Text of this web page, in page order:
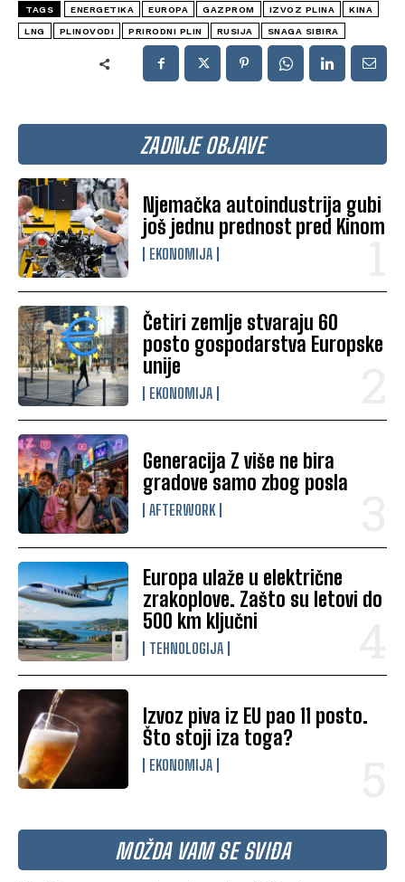
ZADNJE OBJAVE
Njemačka autoindustrija gubi
još jednu prednost pred Kinom
EKONOMIJA
Četiri zemlje stvaraju 60
posto gospodarstva Europske
unije
EKONOMIJA
Generacija Z više ne bira
gradove samo zbog posla
AFTERWORK
Europa ulaže u električne
zrakoplove. Zašto su letovi do
500 km ključni
TEHNOLOGIJA
Izvoz piva iz EU pao 11 posto.
Što stoji iza toga?
EKONOMIJA
MOŽDA VAM SE SVIĐA
TAGS ENERGETIKA EUROPA GAZPROM IZVOZ PLINA KINA
LNG PLINOVODI PRIRODNI PLIN RUSIJA SNAGA SIBIRA